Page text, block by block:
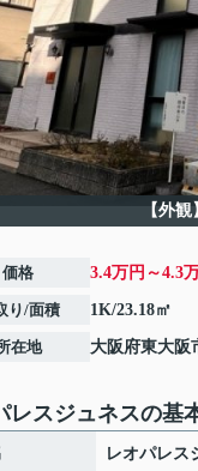
【外観】
価格 3.4万円～4.3
り/面積 1K/23.18㎡
在地 大阪府東大阪
レスジュネスの基
レオパレス